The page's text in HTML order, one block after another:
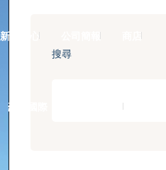
新聞中心 公司簡報 商店
豪門國際 ｜ 50週年里程碑
搜尋